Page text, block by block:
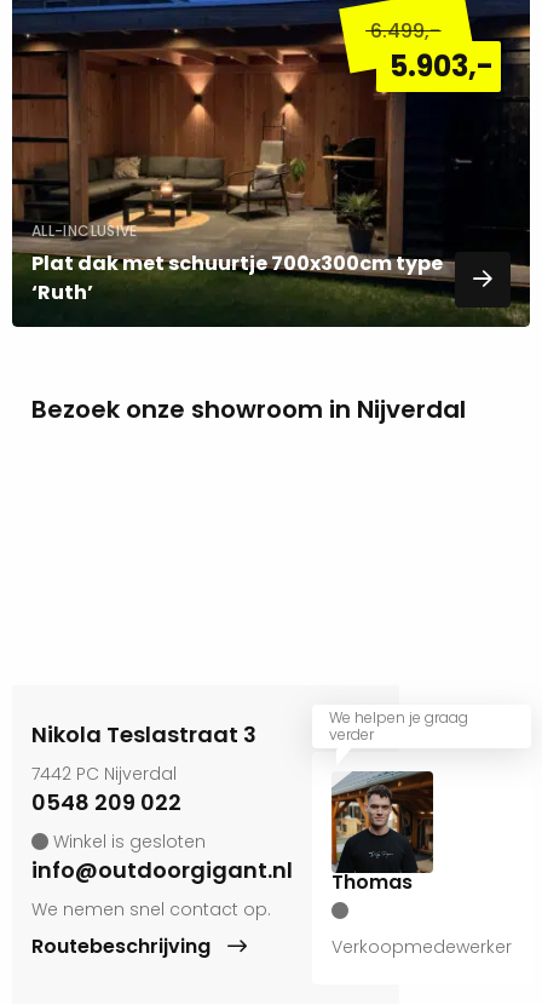
6.499,-
5.903,-
ALL-INCLUSIVE
Plat dak met schuurtje 700x300cm type
‘Ruth’
meer
over
Bezoek onze showroom in Nijverdal
We helpen je graag
verder
Thomas
Verkoopmedewerker
Nikola Teslastraat 3
7442 PC Nijverdal
0548 209 022
Winkel is gesloten
info@outdoorgigant.nl
We nemen snel contact op.
Routebeschrijving